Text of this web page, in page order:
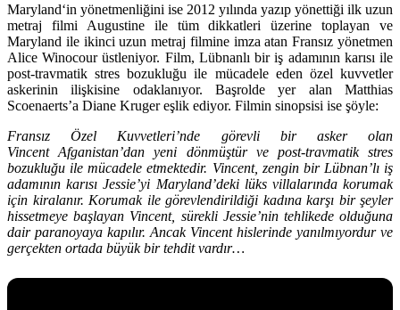
Maryland‘in yönetmenliğini ise 2012 yılında yazıp yönettiği ilk uzun
metraj filmi Augustine ile tüm dikkatleri üzerine toplayan ve
Maryland ile ikinci uzun metraj filmine imza atan Fransız yönetmen
Alice Winocourüstleniyor. Film, Lübnanlı bir iş adamının karısı ile
post-travmatik stres bozukluğu ile mücadele eden özel kuvvetler
askerinin ilişkisine odaklanıyor. Başrolde yer alan Matthias
Scoenaerts’a Diane Krugereşlik ediyor. Filmin sinopsisi ise şöyle:
Fransız Özel Kuvvetleri’nde görevli bir asker olan
Vincent Afganistan’dan yeni dönmüştür ve post-travmatik stres
bozukluğu ile mücadele etmektedir. Vincent, zengin bir Lübnan’lı iş
adamının karısı Jessie’yi Maryland’deki lüks villalarında korumak
için kiralanır. Korumak ile görevlendirildiği kadına karşı bir şeyler
hissetmeye başlayan Vincent, sürekli Jessie’nin tehlikede olduğuna
dair paranoyaya kapılır. Ancak Vincent hislerinde yanılmıyordur ve
gerçekten ortada büyük bir tehdit vardır…